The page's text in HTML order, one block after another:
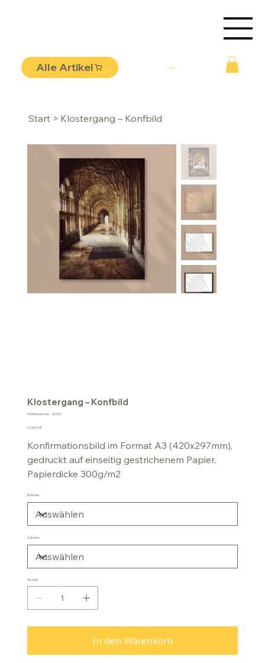
Alle Artikel Login
Start > Klostergang – Konfbild
Klostergang – Konfbild
Artikelnummer:
Artikelnummer:
kb153
Preis
10,30 CHF
Konfirmationsbild im Format A3 (420x297mm),
gedruckt auf einseitig gestrichenem Papier,
Papierdicke 300g/m2
Rahmen
Zubehör
Anzahl
In den Warenkorb